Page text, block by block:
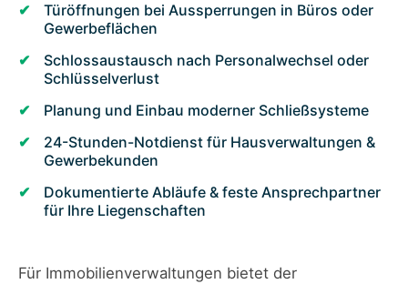
Türöffnungen bei Aussperrungen in Büros oder
Gewerbeflächen
Schlossaustausch nach Personalwechsel oder
Schlüsselverlust
Planung und Einbau moderner Schließsysteme
24-Stunden-Notdienst für Hausverwaltungen &
Gewerbekunden
Dokumentierte Abläufe & feste Ansprechpartner
für Ihre Liegenschaften
Für Immobilienverwaltungen bietet der